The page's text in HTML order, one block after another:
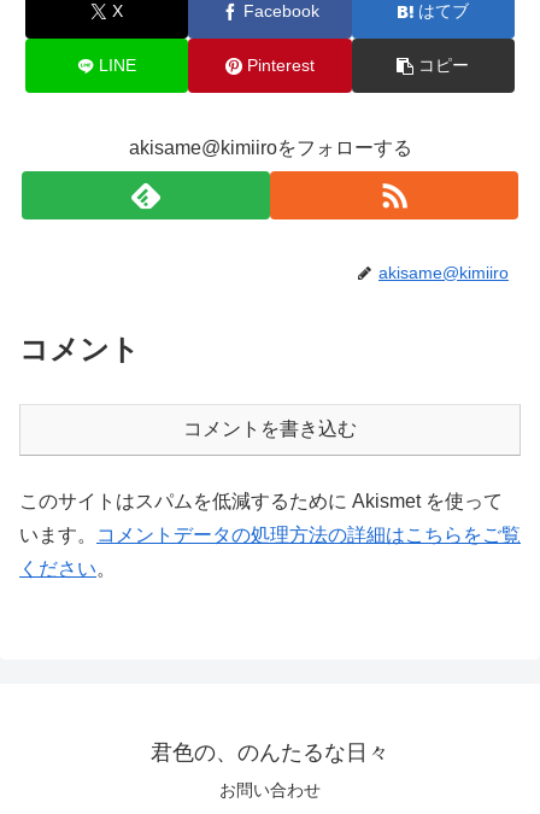
X Facebook はてブ
LINE Pinterest コピー
akisame@kimiiroをフォローする
akisame@kimiiro
コメント
コメントを書き込む
このサイトはスパムを低減するために Akismet を使って
います。
コメントデータの処理方法の詳細はこちらをご覧
ください。
君色の、のんたるな日々
お問い合わせ